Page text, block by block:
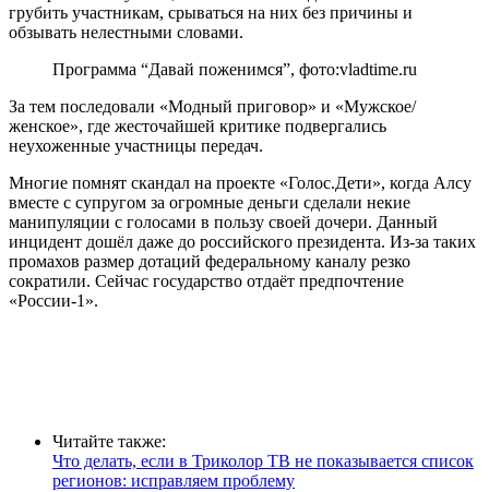
грубить участникам, срываться на них без причины и
обзывать нелестными словами.
Программа “Давай поженимся”, фото:vladtime.ru
За тем последовали «Модный приговор» и «Мужское/
женское», где жесточайшей критике подвергались
неухоженные участницы передач.
Многие помнят скандал на проекте «Голос.Дети», когда Алсу
вместе с супругом за огромные деньги сделали некие
манипуляции с голосами в пользу своей дочери. Данный
инцидент дошёл даже до российского президента. Из-за таких
промахов размер дотаций федеральному каналу резко
сократили. Сейчас государство отдаёт предпочтение
«России-1».
Читайте также:
Что делать, если в Триколор ТВ не показывается список
регионов: исправляем проблему